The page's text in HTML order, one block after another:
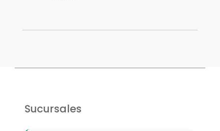
Sucursales